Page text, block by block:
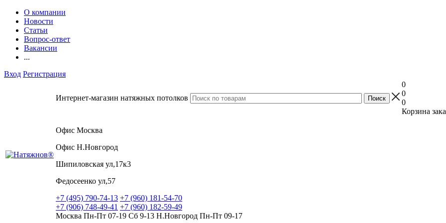
О компании
Новости
Статьи
Вопрос-ответ
Вакансии
...
Вход Регистрация
Интернет-магазин натяжных потолков
0
0
0
Корзина
Офис Москва
Офис Н.Новгород
Шипиловская ул,17к3
Федосеенко ул,57
+7 (495) 790-74-13 +7 (960) 181-54-70
+7 (906) 748-49-41 +7 (960) 182-59-49
Москва Пн-Пт 07-19 Сб 9-13 Н.Новгород Пн-Пт 09-17